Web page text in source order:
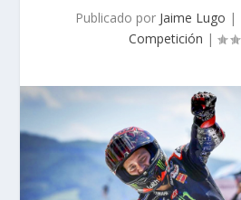
Publicado por Jaime Lugo |
Competición |